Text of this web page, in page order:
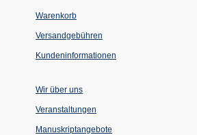
Warenkorb
Versandgebühren
Kundeninformationen
Wir über uns
Veranstaltungen
einem
Manuskriptangebote